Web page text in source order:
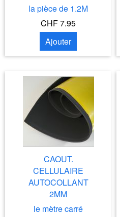
la pièce de 1.2M
CHF 7.95
Ajouter
CAOUT.
CELLULAIRE
AUTOCOLLANT
2MM
le mètre carré